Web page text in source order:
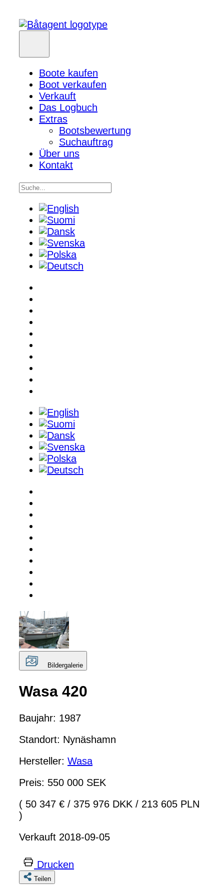
Boote kaufen
Boot verkaufen
Verkauft
Das Logbuch
Extras
Bootsbewertung
Suchauftrag
Über uns
Kontakt
Bildergalerie
Wasa 420
Baujahr: 1987
Standort: Nynäshamn
Hersteller: Wasa
Preis: 550 000 SEK
( 50 347 € / 375 976 DKK / 213 605 PLN
)
Verkauft 2018-09-05
Drucken
Teilen